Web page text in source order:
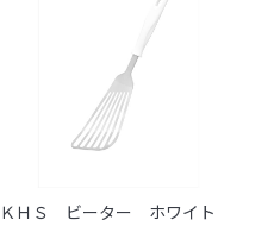
ＫＨＳ ビーター ホワイト